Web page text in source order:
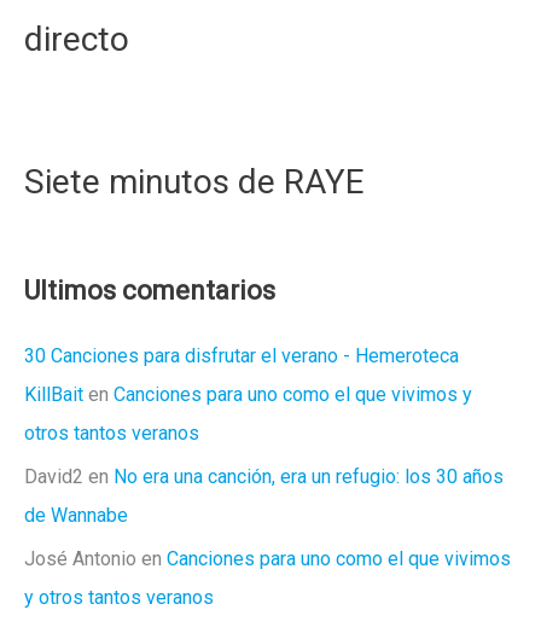
directo
Siete minutos de RAYE
Ultimos comentarios
30 Canciones para disfrutar el verano - Hemeroteca
KillBait en Canciones para uno como el que vivimos y
otros tantos veranos
David2 en No era una canción, era un refugio: los 30 años
de Wannabe
José Antonio en Canciones para uno como el que vivimos
y otros tantos veranos